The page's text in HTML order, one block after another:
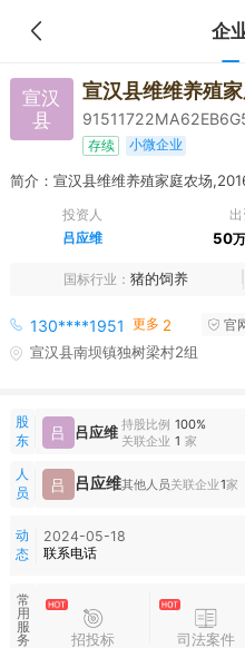
企
宣汉
县
宣汉县维维养殖
存续 小微企业
投资人
吕应维
50
国标行业 猪的饲养
130****1951 更多 2 官
宣汉县南坝镇独树梁村2组
股
东
吕 吕应维 持股比例 100%
关联企业 1 家
人
员
吕 吕应维其他人员关联企业1家
动
态
2024-05-18
联系电话
常
用
服
务
招投标 司法案件